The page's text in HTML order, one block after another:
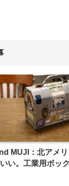
MUJI：北アメ
い。工業用ボッ